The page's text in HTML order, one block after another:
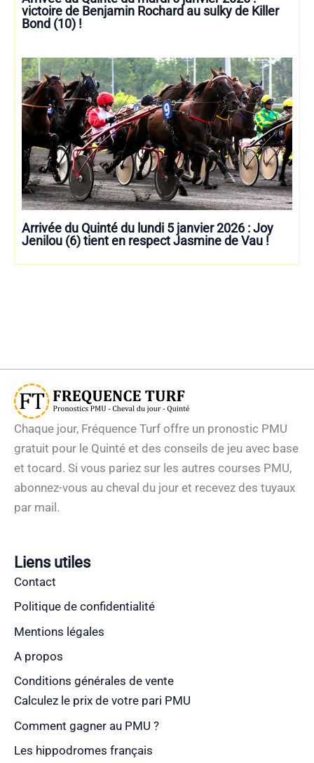
victoire de Benjamin Rochard au sulky de Killer
Bond (10) !
Arrivée du Quinté du lundi 5 janvier 2026 : Joy
Jenilou (6) tient en respect Jasmine de Vau !
Chaque jour, Fréquence Turf offre un pronostic PMU
gratuit pour le Quinté et des conseils de jeu avec base
et tocard. Si vous pariez sur les autres courses PMU,
abonnez-vous au cheval du jour et recevez des tuyaux
par mail.
Liens utiles
Contact
Politique de confidentialité
Mentions légales
A propos
Conditions générales de vente
Calculez le prix de votre pari PMU
Comment gagner au PMU ?
Les hippodromes français